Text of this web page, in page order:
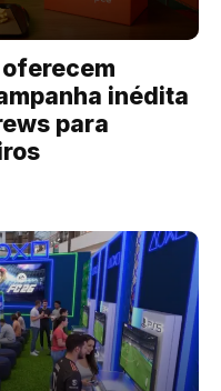
oferecem
inédita
para